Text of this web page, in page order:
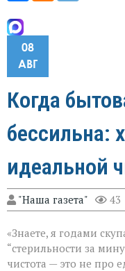
08
АВГ
Когда
бессильна:
идеальной
"Наша газета" 43
«Знаете, я годами
“стерильности за
чистота — это не про